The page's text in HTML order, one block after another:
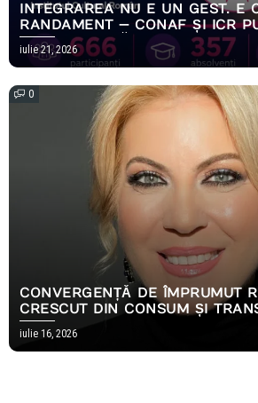
INTEGRAREA NU E UN GEST. E
RANDAMENT — CONAF ȘI ICR
REZULTATE MĂSURABILE ALE
EMPOWERING HOPE
iulie 21, 2026
0
CONVERGENȚĂ DE ÎMPRUMUT
CRESCUT DIN CONSUM ȘI
2026, AMBELE S-AU OPRIT
iulie 16, 2026